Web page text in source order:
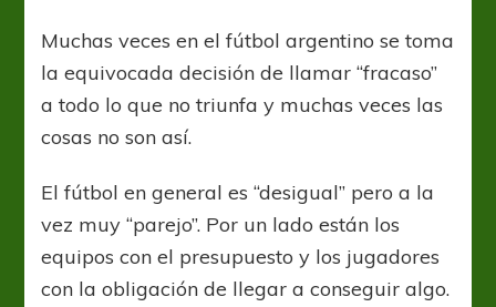
Muchas veces en el fútbol argentino se toma
la equivocada decisión de llamar “fracaso”
a todo lo que no triunfa y muchas veces las
cosas no son así.
El fútbol en general es “desigual” pero a la
vez muy “parejo”. Por un lado están los
equipos con el presupuesto y los jugadores
con la obligación de llegar a conseguir algo.